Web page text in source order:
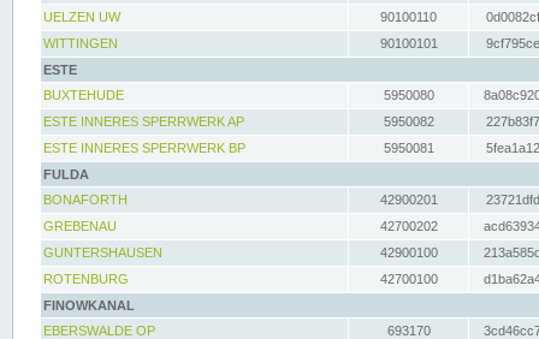
UELZEN UW
90100110
WITTINGEN
90100101
ESTE
BUXTEHUDE
5950080
ESTE INNERES SPERRWERK AP
5950082
ESTE INNERES SPERRWERK BP
5950081
FULDA
BONAFORTH
42900201
GREBENAU
42700202
GUNTERSHAUSEN
42900100
ROTENBURG
42700100
FINOWKANAL
EBERSWALDE OP
693170